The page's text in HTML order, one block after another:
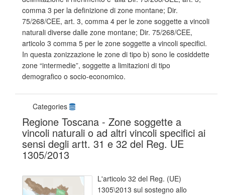
comma 3 per la definizione di zone montane; Dir.
75/268/CEE, art. 3, comma 4 per le zone soggette a vincoli
naturali diverse dalle zone montane; Dir. 75/268/CEE,
articolo 3 comma 5 per le zone soggette a vincoli specifici.
In questa zonizzazione le zone di tipo b) sono le cosiddette
zone “intermedie”, soggette a limitazioni di tipo
demografico o socio-economico.
Categories
Regione Toscana - Zone soggette a
vincoli naturali o ad altri vincoli specifici ai
sensi degli artt. 31 e 32 del Reg. UE
1305/2013
L'articolo 32 del Reg. (UE)
1305\2013 sul sostegno allo